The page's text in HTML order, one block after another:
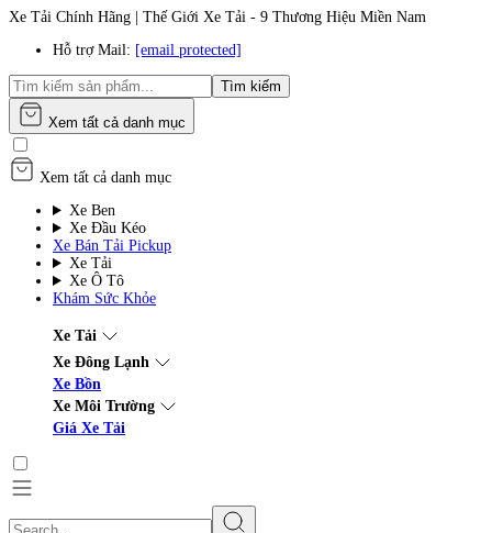
Xe Tải Chính Hãng | Thế Giới Xe Tải - 9 Thương Hiệu Miền Nam
Hỗ trợ Mail: [email protected]
Tìm kiếm
Xem tất cả danh mục
Xem tất cả danh mục
Xe Ben
Xe Đầu Kéo
Xe Bán Tải Pickup
Xe Tải
Xe Ô Tô
Khám Sức Khỏe
Xe Tải
Xe Đông Lạnh
Xe Bồn
Xe Môi Trường
Giá Xe Tải